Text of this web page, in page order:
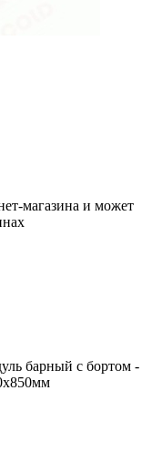
магазина и может
барный с бортом -